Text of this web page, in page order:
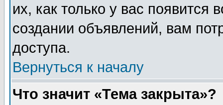
их, как только у вас появится
создании объявлений, вам
доступа.
Вернуться к началу
Что значит «Тема закрыта»?